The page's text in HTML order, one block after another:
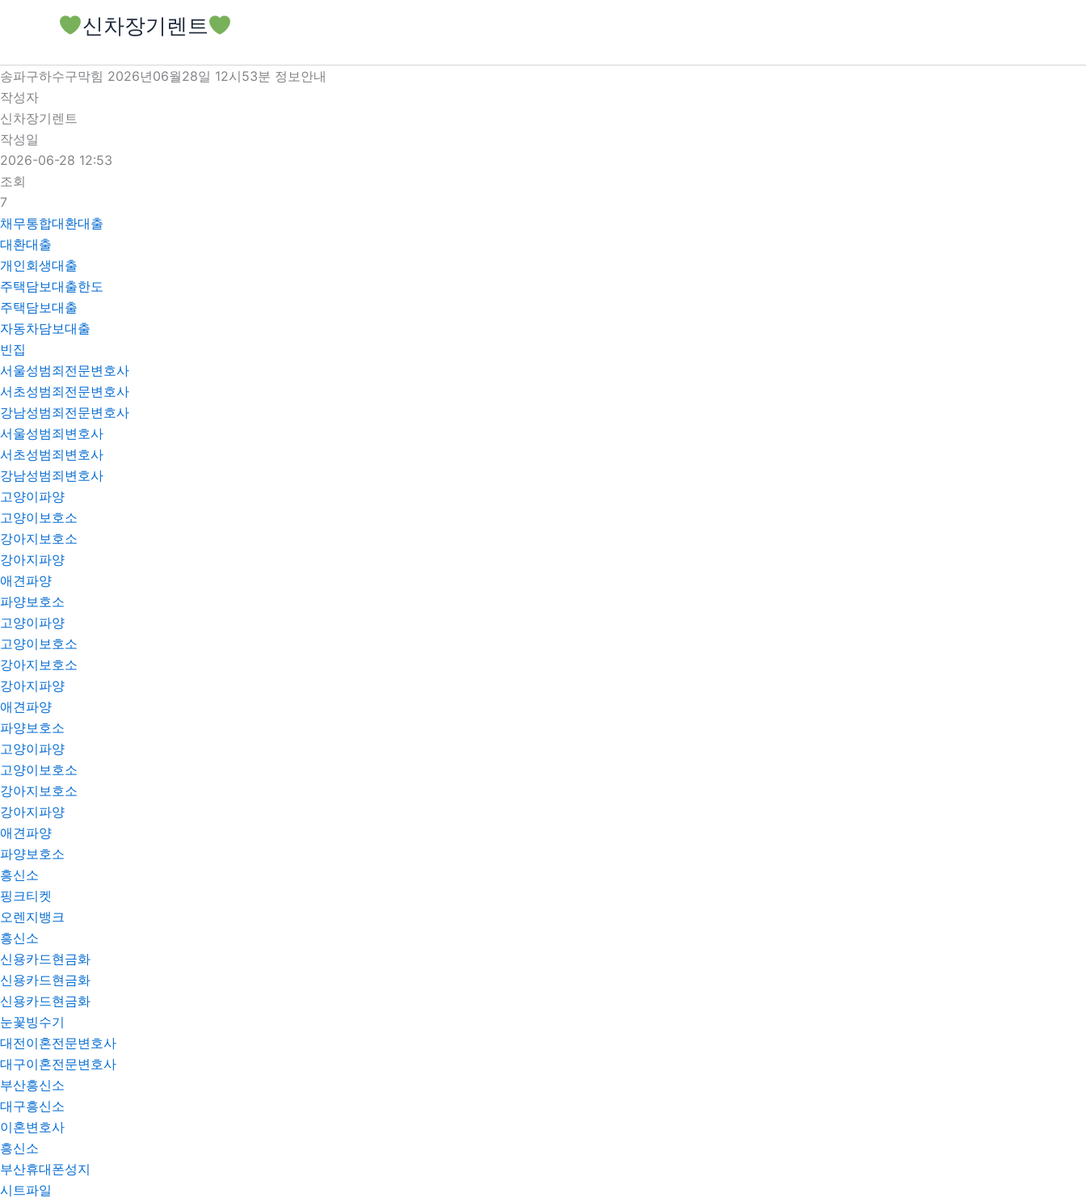
로
건
너
뛰
기
신차장기렌트
송파구하수구막힘 2026년06월28일 12시53분 정보안내
작성자
신차장기렌트
작성일
2026-06-28 12:53
조회
7
채무통합대환대출
대환대출
개인회생대출
주택담보대출한도
주택담보대출
자동차담보대출
빈집
서울성범죄전문변호사
서초성범죄전문변호사
강남성범죄전문변호사
서울성범죄변호사
서초성범죄변호사
강남성범죄변호사
고양이파양
고양이보호소
강아지보호소
강아지파양
애견파양
파양보호소
고양이파양
고양이보호소
강아지보호소
강아지파양
애견파양
파양보호소
고양이파양
고양이보호소
강아지보호소
강아지파양
애견파양
파양보호소
흥신소
핑크티켓
오렌지뱅크
흥신소
신용카드현금화
신용카드현금화
신용카드현금화
눈꽃빙수기
대전이혼전문변호사
대구이혼전문변호사
부산흥신소
대구흥신소
이혼변호사
흥신소
부산휴대폰성지
시트파일